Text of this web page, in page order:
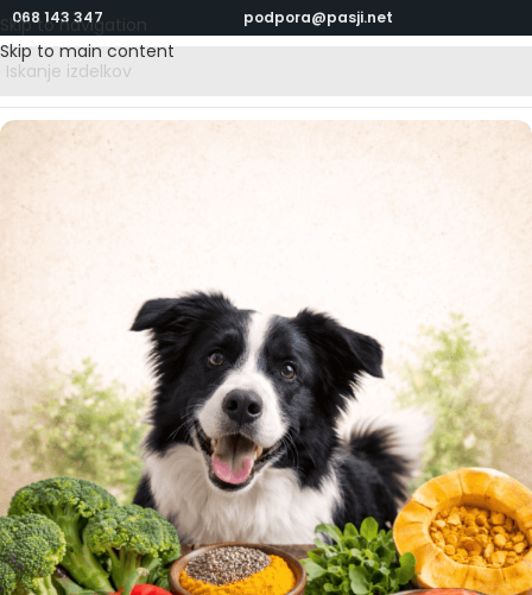
Skip to navigation
Skip to main content
068 143 347 podpora@pasji.net